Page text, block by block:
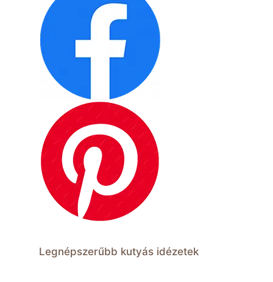
Legnépszerűbb kutyás idézetek